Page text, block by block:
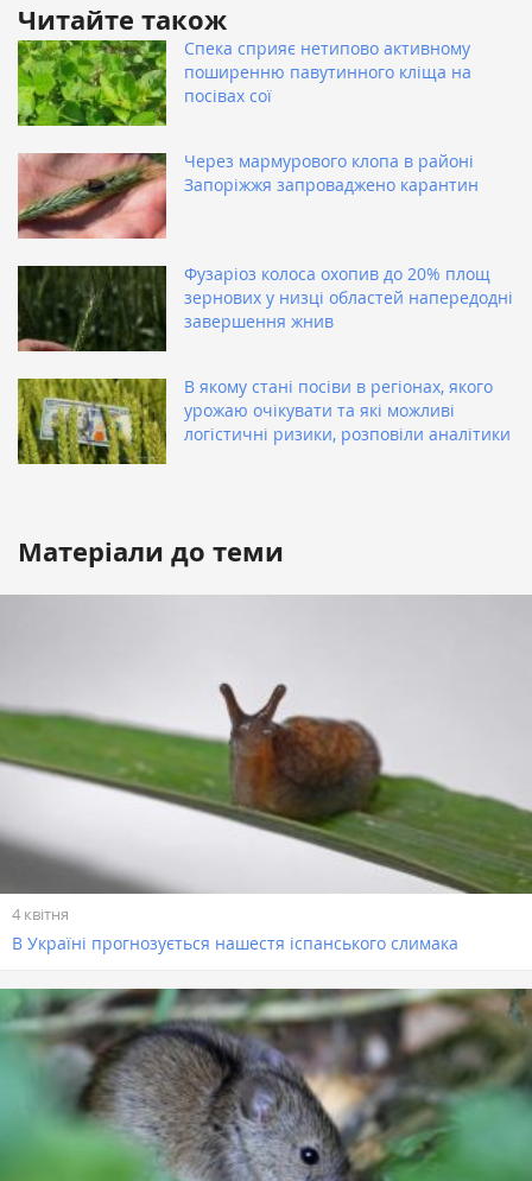
Читайте також
Спека сприяє нетипово активному
поширенню павутинного кліща на
посівах сої
Через мармурового клопа в районі
Запоріжжя запроваджено карантин
Фузаріоз колоса охопив до 20% площ
зернових у низці областей напередодні
завершення жнив
В якому стані посіви в регіонах, якого
урожаю очікувати та які можливі
логістичні ризики, розповіли аналітики
Матеріали до теми
4 квітня
В Україні прогнозується нашестя іспанського слимака